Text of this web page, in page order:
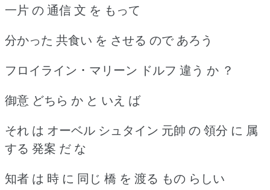
一片 の 通信 文 を もって
分かった 共食い を させる ので あろう
フロイライン ･ マリーン ドルフ 違う か ？
御意 どちら か と いえ ば
それ は オーベル シュタイン 元帥 の 領分 に 属
する 発案 だ な
知者 は 時 に 同じ 橋 を 渡る もの らしい